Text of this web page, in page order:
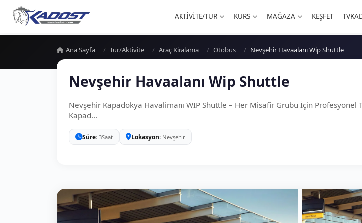
AKTİVİTE/TUR KURS MAĞAZA KEŞFET
Ana Sayfa Tur/Aktivite Araç Kiralama Otobüs Nevşehir Havaalanı Wip Shuttle
Nevşehir Havaalanı Wip Shuttle
Nevşehir Kapadokya Havalimanı WIP Shuttle – Her Misafir Grubu İçin
Kapad...
Süre 3Saat Lokasyon Nevşehir